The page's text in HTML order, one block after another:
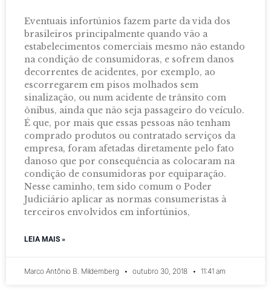
Eventuais infortúnios fazem parte da vida dos
brasileiros principalmente quando vão a
estabelecimentos comerciais mesmo não estando
na condição de consumidoras, e sofrem danos
decorrentes de acidentes, por exemplo, ao
escorregarem em pisos molhados sem
sinalização, ou num acidente de trânsito com
ônibus, ainda que não seja passageiro do veículo.
É que, por mais que essas pessoas não tenham
comprado produtos ou contratado serviços da
empresa, foram afetadas diretamente pelo fato
danoso que por consequência as colocaram na
condição de consumidoras por equiparação.
Nesse caminho, tem sido comum o Poder
Judiciário aplicar as normas consumeristas à
terceiros envolvidos em infortúnios,
LEIA MAIS »
Marco Antônio B. Mildemberg outubro 30, 2018 11:41 am